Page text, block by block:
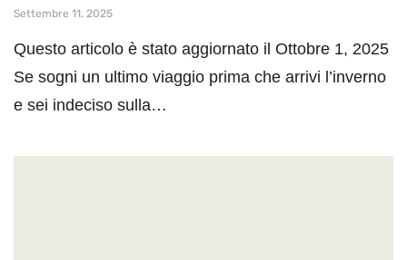
Settembre 11, 2025
Questo articolo è stato aggiornato il Ottobre 1, 2025
Se sogni un ultimo viaggio prima che arrivi l’inverno
e sei indeciso sulla…